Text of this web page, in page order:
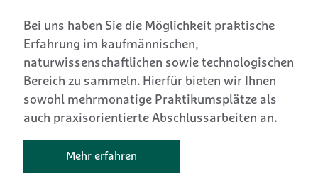
Bei uns haben Sie die Möglichkeit praktische
Erfahrung im kaufmännischen,
naturwissenschaftlichen sowie technologischen
Bereich zu sammeln. Hierfür bieten wir Ihnen
sowohl mehrmonatige Praktikumsplätze als
auch praxisorientierte Abschlussarbeiten an.
Mehr erfahren